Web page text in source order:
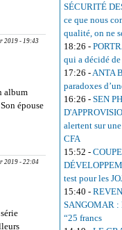
2019 - 19:43
album
épouse
du
2019 - 22:04
SÉCURITÉ
ce que nous
qualité, on ne
18:26 -
qui a décidé
17:26 -ANTA
paradoxes
16:26 - SEN
alertent sur
CFA
15:52 -
test pour les
15:40 -
SANGOMAR :
“25 francs